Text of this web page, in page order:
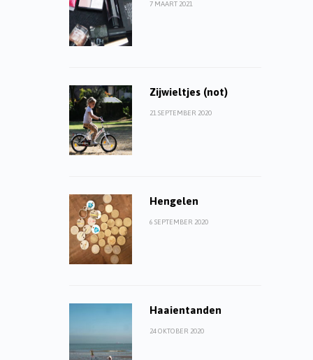
7 MAART 2021
Zijwieltjes (not)
21 SEPTEMBER 2020
Hengelen
6 SEPTEMBER 2020
Haaientanden
24 OKTOBER 2020